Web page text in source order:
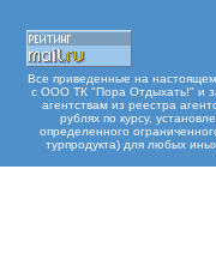
Все приведенные на
с ООО ТК "Пора Отдыхать!" и
агентствам из реестра
рублях по курсу,
определенного
турпродукта) для любых